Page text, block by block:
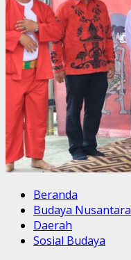
Beranda
Budaya Nusantara
Daerah
Sosial Budaya